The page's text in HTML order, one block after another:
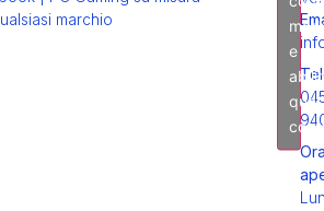
marchio
e